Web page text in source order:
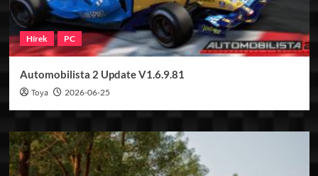
Hírek PC
Automobilista 2 Update V1.6.9.81
Toya 2026-06-25